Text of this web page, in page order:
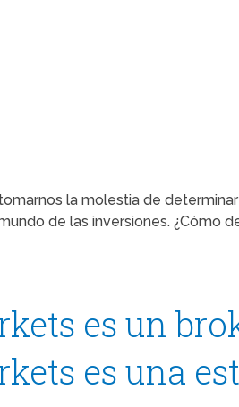
la molestia de
de las inversiones. ¿Cómo
es un
es una